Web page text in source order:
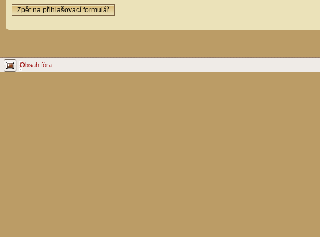
Zpět na přihlašovací formulář
Obsah fóra